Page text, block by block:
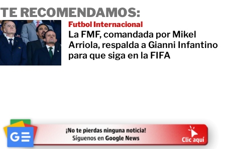
TE RECOMENDAMOS:
Futbol Internacional
La FMF, comandada por Mikel
Arriola, respalda a Gianni Infantino
para que siga en la FIFA